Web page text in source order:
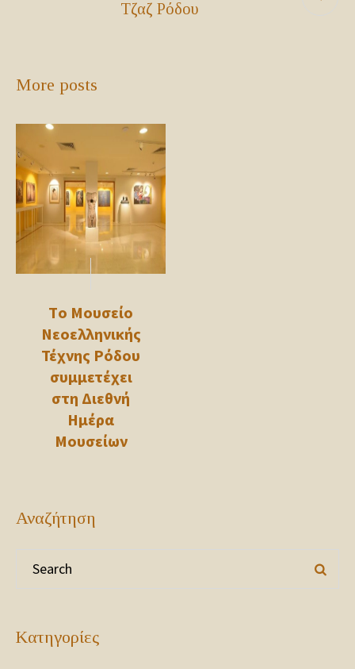
Τζαζ Ρόδου
More posts
Τo Μουσείο
Νεοελληνικής
Τέχνης Ρόδου
συμμετέχει
στη Διεθνή
Ημέρα
Μουσείων
Αναζήτηση
Kατηγορίες